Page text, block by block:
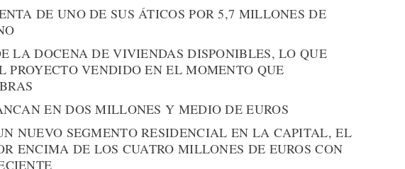
DE UNO DE SUS ÁTICOS POR 5,7 MILLONES DE
LA DOCENA DE VIVIENDAS DISPONIBLES, LO QUE
PROYECTO VENDIDO EN EL MOMENTO QUE
EN DOS MILLONES Y MEDIO DE EUROS
NUEVO SEGMENTO RESIDENCIAL EN LA CAPITAL, EL
ENCIMA DE LOS CUATRO MILLONES DE EUROS CON